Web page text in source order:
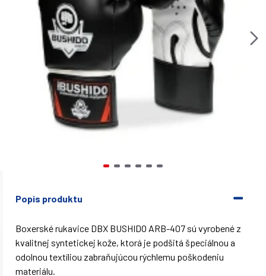
Popis produktu
Boxerské rukavice DBX BUSHIDO ARB-407 sú vyrobené z
kvalitnej syntetickej kože, ktorá je podšitá špeciálnou a
odolnou textíliou zabraňujúcou rýchlemu poškodeniu
materiálu.